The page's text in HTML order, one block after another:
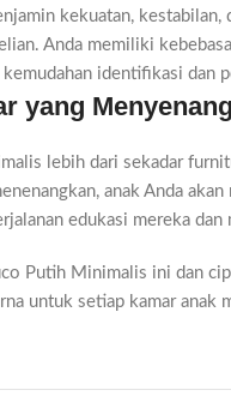
kekuatan, kestabilan,
Anda memiliki
identifikasi dan
yang
lebih dari sekadar
anak Anda
edukasi mereka
Putih Minimalis ini dan
untuk setiap kamar anak